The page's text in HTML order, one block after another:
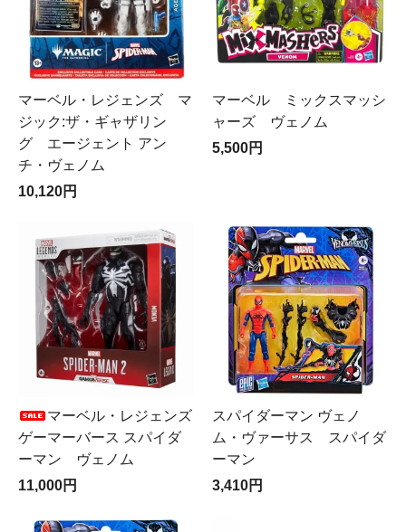
マーベル・レジェンズ マ
ジック:ザ・ギャザリン
グ エージェント アン
チ・ヴェノム
10,120円
マーベル ミックスマッシ
ャーズ ヴェノム
5,500円
マーベル・レジェンズ
ゲーマーバース スパイダ
ーマン ヴェノム
11,000円
スパイダーマン ヴェノ
ム・ヴァーサス スパイダ
ーマン
3,410円